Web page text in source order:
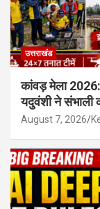
उत्तराखंड
कांवड़ मेला 2026:
यदुवंशी ने संभाली
August 7, 2026